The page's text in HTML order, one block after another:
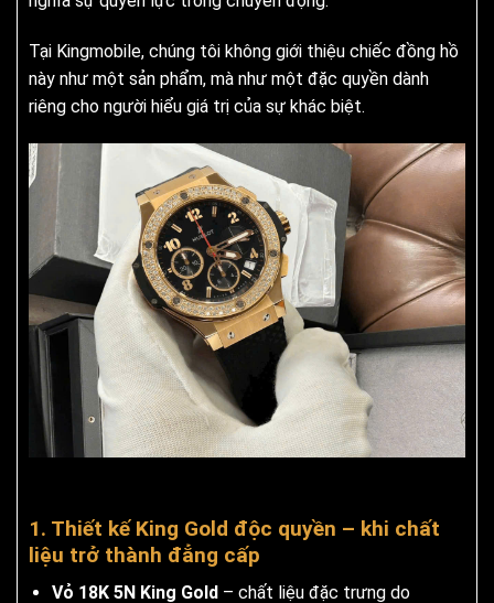
Tại Kingmobile, chúng tôi không giới thiệu chiếc đồng hồ
này như một sản phẩm, mà như một đặc quyền dành
riêng cho người hiểu giá trị của sự khác biệt.
1. Thiết kế King Gold độc quyền – khi chất
liệu trở thành đẳng cấp
Vỏ 18K 5N King Gold – chất liệu đặc trưng do